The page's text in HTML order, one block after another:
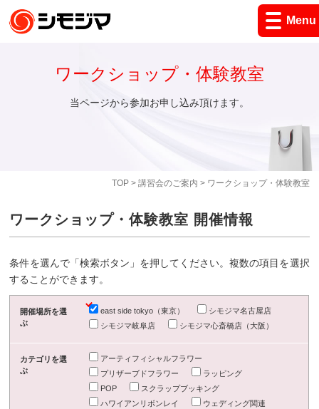
Menu
TOP> 講習会のご案内 > ワークショップ・体験教室
ワークショップ・体験教室
当ページから参加お申し込み頂けます。
ワークショップ・体験教室 開催情報
条件を選んで「検索ボタン」を押してください。複数の項目を選択
することができます。
開催場所を選
ぶ
east side tokyo（東京）
シモジマ名古屋店
シモジマ岐阜店
シモジマ心斎橋店（大阪）
カテゴリを選
ぶ
アーティフィシャルフラワー
プリザーブドフラワー
ラッピング
POP
スクラップブッキング
ハワイアンリボンレイ
ウェディング関連